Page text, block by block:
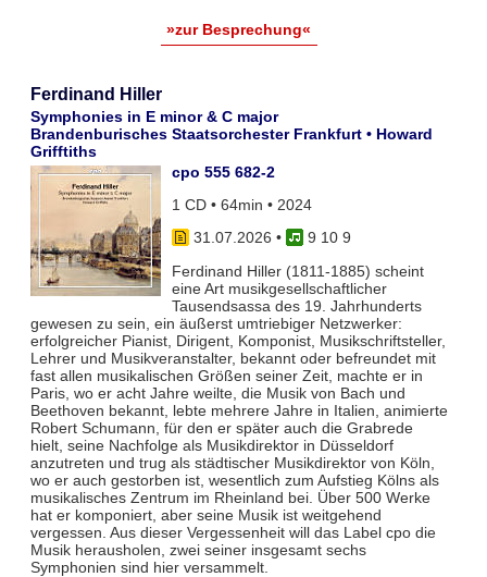
»zur Besprechung«
Ferdinand Hiller
Symphonies in E minor & C major
Brandenburisches Staatsorchester Frankfurt • Howard
Grifftiths
cpo 555 682-2
1 CD • 64min • 2024
31.07.2026 •
9 10 9
Ferdinand Hiller (1811-1885) scheint
eine Art musikgesellschaftlicher
Tausendsassa des 19. Jahrhunderts
gewesen zu sein, ein äußerst umtriebiger Netzwerker:
erfolgreicher Pianist, Dirigent, Komponist, Musikschriftsteller,
Lehrer und Musikveranstalter, bekannt oder befreundet mit
fast allen musikalischen Größen seiner Zeit, machte er in
Paris, wo er acht Jahre weilte, die Musik von Bach und
Beethoven bekannt, lebte mehrere Jahre in Italien, animierte
Robert Schumann, für den er später auch die Grabrede
hielt, seine Nachfolge als Musikdirektor in Düsseldorf
anzutreten und trug als städtischer Musikdirektor von Köln,
wo er auch gestorben ist, wesentlich zum Aufstieg Kölns als
musikalisches Zentrum im Rheinland bei. Über 500 Werke
hat er komponiert, aber seine Musik ist weitgehend
vergessen. Aus dieser Vergessenheit will das Label cpo die
Musik herausholen, zwei seiner insgesamt sechs
Symphonien sind hier versammelt.